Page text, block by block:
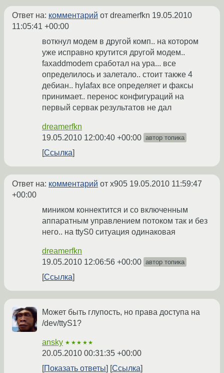
Ответ на: комментарий от dreamerfkn 19.05.2010
11:05:41 +00:00
воткнул модем в другой комп.. на котором
уже исправно крутится другой модем..
faxaddmodem сработал на ура... все
определилось и залетало.. стоит также 4
дебиан.. hylafax все определяет и факсы
принимает.. перенос конфигураций на
первый сервак результатов не дал
dreamerfkn
19.05.2010 12:00:40 +00:00 автор топика
Ссылка
Ответ на: комментарий от x905 19.05.2010 11:59:47
+00:00
миником коннектится и со включенным
аппаратным управлением потоком так и без
него.. на ttyS0 ситуация одинаковая
dreamerfkn
19.05.2010 12:06:56 +00:00 автор топика
Ссылка
Может быть глупость, но права доступа на
/dev/ttyS1?
ansky ★★★★★
20.05.2010 00:31:35 +00:00
Показать ответы
Ссылка